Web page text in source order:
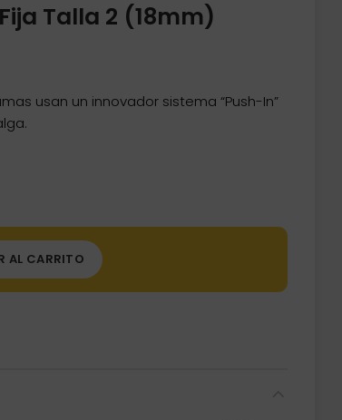
Talla 2 (18mm)
usan un innovador sistema “Push-In”
AL CARRITO